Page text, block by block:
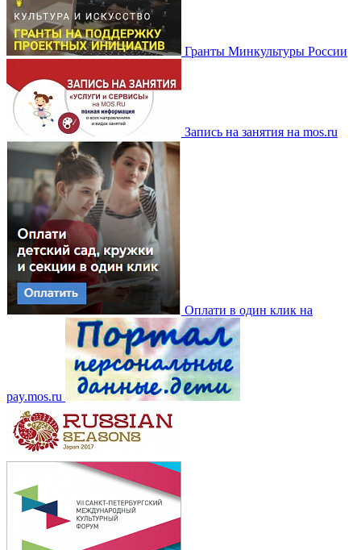
Гранты Минкультуры России
Запись на занятия на mos.ru
Оплати в один клик на
pay.mos.ru